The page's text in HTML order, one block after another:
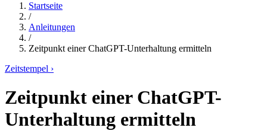
Startseite
/
Anleitungen
/
Zeitpunkt einer ChatGPT-Unterhaltung ermitteln
Zeitstempel ›
Zeitpunkt einer ChatGPT-
Unterhaltung ermitteln